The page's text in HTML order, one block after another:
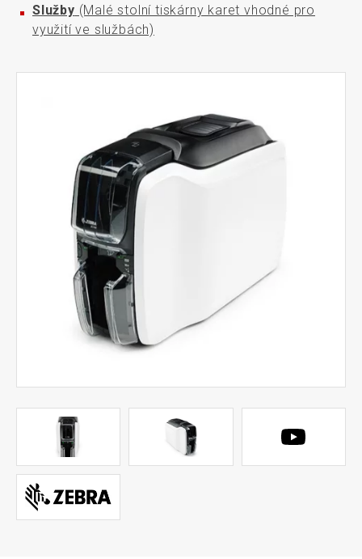
Služby (Malé stolní tiskárny karet vhodné pro
využití ve službách)